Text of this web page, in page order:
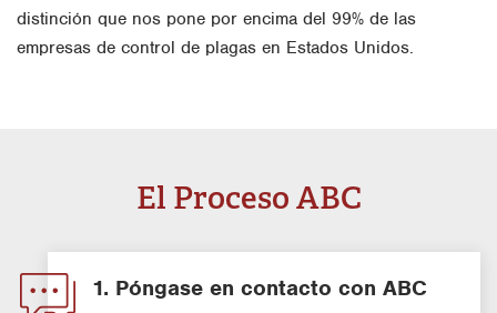
distinción que nos pone por encima del 99% de las
empresas de control de plagas en Estados Unidos.
El Proceso ABC
1. Póngase en contacto con ABC